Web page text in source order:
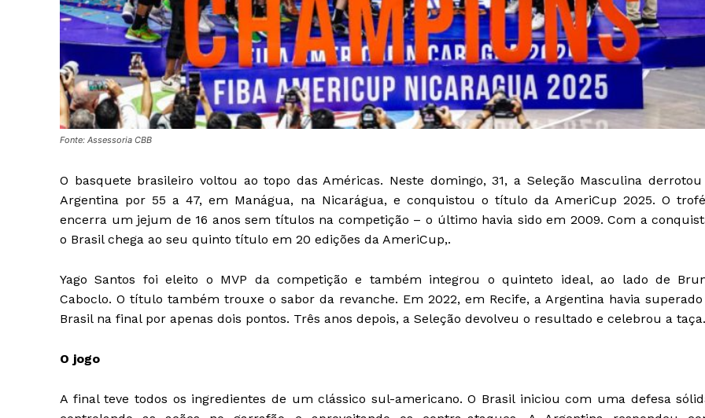
Fonte: Assessoria CBB
O basquete brasileiro voltou ao topo das Américas. Neste domingo, 31, a Seleção Masculina
Argentina por 55 a 47, em Manágua, na Nicarágua, e conquistou o título da AmeriCup 2025. O
encerra um jejum de 16 anos sem títulos na competição – o último havia sido em 2009. Com a
o Brasil chega ao seu quinto título em 20 edições da AmeriCup,.
Yago Santos foi eleito o MVP da competição e também integrou o quinteto ideal, ao lado de
Caboclo. O título também trouxe o sabor da revanche. Em 2022, em Recife, a Argentina havia superado
Brasil na final por apenas dois pontos. Três anos depois, a Seleção devolveu o resultado e celebrou a taça.
O jogo
A final teve todos os ingredientes de um clássico sul-americano. O Brasil iniciou com uma defesa